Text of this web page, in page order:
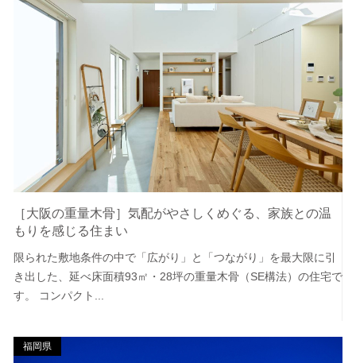
［大阪の重量木骨］気配がやさしくめぐる、家族との温
もりを感じる住まい
限られた敷地条件の中で「広がり」と「つながり」を最大限に引
き出した、延べ床面積93㎡・28坪の重量木骨（SE構法）の住宅で
す。 コンパクト...
福岡県